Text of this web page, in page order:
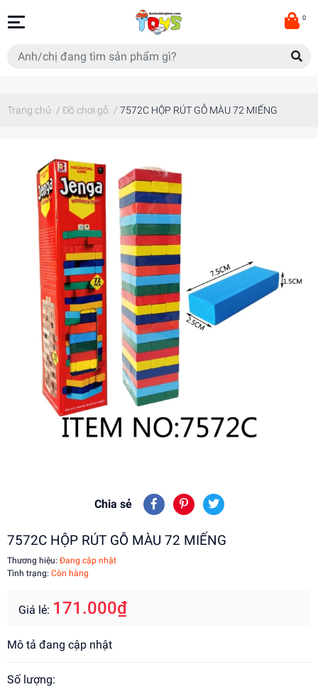
0
Trang chủ / Đồ chơi gỗ / 7572C HỘP RÚT GỖ MÀU 72 MIẾNG
Chia sẻ
7572C HỘP RÚT GỖ MÀU 72 MIẾNG
Thương hiệu: Đang cập nhật
Tình trạng: Còn hàng
Giá lẻ: 171.000₫
Mô tả đang cập nhật
Số lượng: